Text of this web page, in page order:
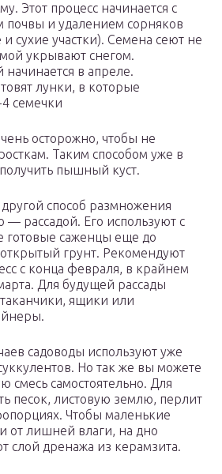
Этот процесс начинается с
почвы и удалением сорняков
сухие участки). Семена сеют не
укрывают снегом.
начинается в апреле.
лунки, в которые
семечки
осторожно, чтобы не
Таким способом уже в
пышный куст.
способ размножения
рассадой. Его используют с
готовые саженцы еще до
грунт. Рекомендуют
с конца февраля, в крайнем
Для будущей рассады
ящики или
садоводы используют уже
Но так же вы можете
смесь самостоятельно. Для
песок, листовую землю, перлит
Чтобы маленькие
от лишней влаги, на дно
слой дренажа из керамзита.